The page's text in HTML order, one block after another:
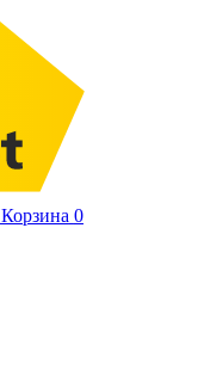
Корзина 0